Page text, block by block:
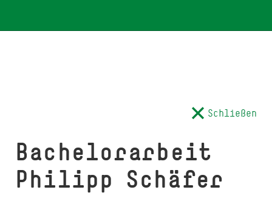
Schließen
Bachelorarbeit
Philipp Schäfer